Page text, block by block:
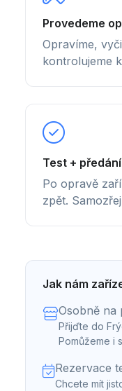
Provedeme
Opravíme,
kontrolujeme
Test +
Po opravě
zpět.
Jak nám
Osobně na
Přijďte do
Pomůžeme i
Rezervace
Chcete mít